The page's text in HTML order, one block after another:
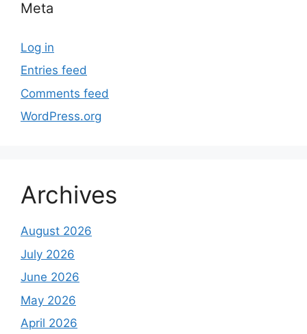
Meta
Log in
Entries feed
Comments feed
WordPress.org
Archives
August 2026
July 2026
June 2026
May 2026
April 2026